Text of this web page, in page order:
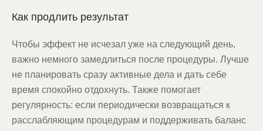
Как продлить результат
Чтобы эффект не исчезал уже на следующий день,
важно немного замедлиться после процедуры. Лучше
не планировать сразу активные дела и дать себе
время спокойно отдохнуть. Также помогает
регулярность: если периодически возвращаться к
расслабляющим процедурам и поддерживать баланс